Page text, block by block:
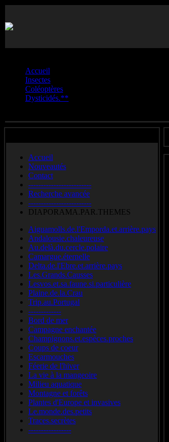
Accueil
Insectes
Coléoptères
Dysticidés.**
Accueil
Nouveautés
Contact
-------------------------
Recherche avancée
-------------------------
DIAPORAMA.PAR.THEMES
Aiguamolls.de.l'Emporda.et.arrière.pays
Andalousie.chaleureuse
Au.delà.du.cercle.polaire
Camargue.éternelle
Delta.de.l'Ebre.et.arrière.pays
Les.Grands.Causses
Lesvos.et.sa.faune.si.particulière
Plaine.de.la.Crau
Trip.au.Portugal
-------------
Bord de mer
Campagne enchantée
Champignons.et.espèces.proches
Coups de coeur
Escarmouches
Féerie de l'hiver
La vie à la mangeoire
Milieu aquatique
Montagne et forêts
Plantes d'Europe et invasives
Le.monde.des.petits
Traces.secrètes
-----------------